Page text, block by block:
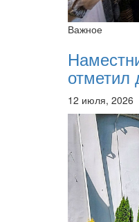
Важное
отметил
12 июля, 2026